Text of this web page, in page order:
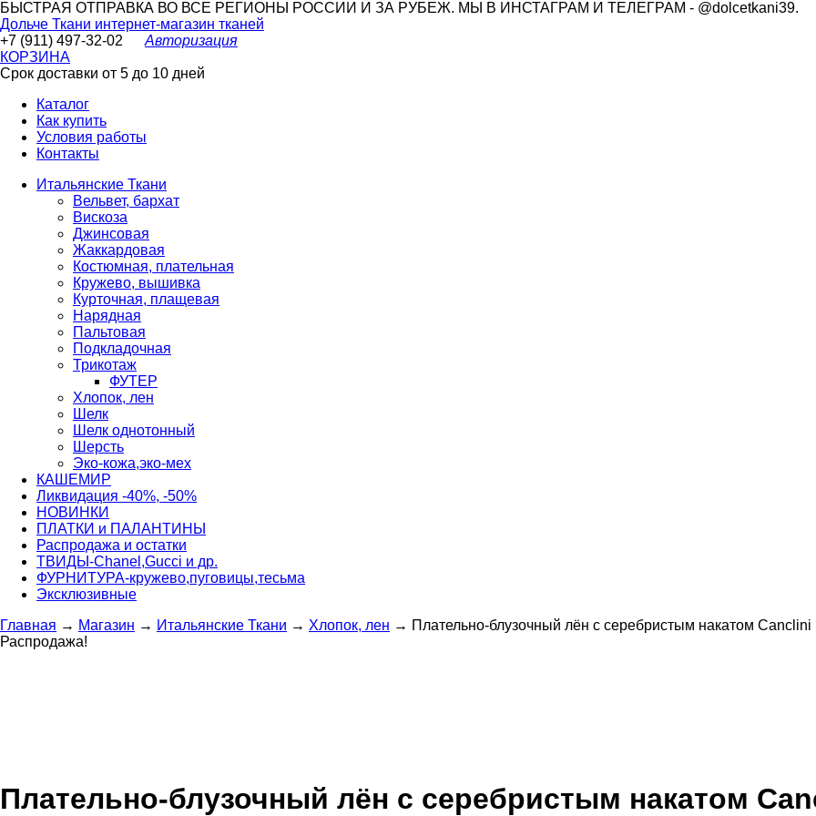
БЫСТРАЯ ОТПРАВКА ВО ВСЕ РЕГИОНЫ РОССИИ И ЗА РУБЕЖ. МЫ В ИНСТАГРАМ И ТЕЛЕГРАМ - @dolcetkani39.
Дольче Ткани интернет-магазин тканей
+7 (911) 497-32-02
Авторизация
КОРЗИНА
Срок доставки от 5 до 10 дней
Каталог
Как купить
Условия работы
Контакты
Итальянские Ткани
Вельвет, бархат
Вискоза
Джинсовая
Жаккардовая
Костюмная, плательная
Кружево, вышивка
Курточная, плащевая
Нарядная
Пальтовая
Подкладочная
Трикотаж
ФУТЕР
Хлопок, лен
Шелк
Шелк однотонный
Шерсть
Эко-кожа,эко-мех
КАШЕМИР
Ликвидация -40%, -50%
НОВИНКИ
ПЛАТКИ и ПАЛАНТИНЫ
Распродажа и остатки
ТВИДЫ-Сhanel,Gucci и др.
ФУРНИТУРА-кружево,пуговицы,тесьма
Эксклюзивные
Главная → Магазин → Итальянские Ткани → Хлопок, лен → Плательно-блузочный лён с серебристым накатом Canclini
Распродажа!
Плательно-блузочный лён с серебристым накатом